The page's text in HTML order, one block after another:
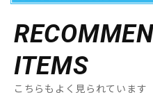
ITEMS
こちらもよく見られています